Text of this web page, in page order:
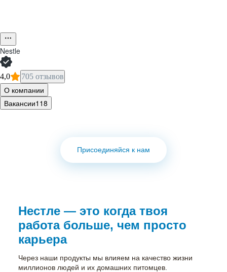
Nestle
4,0 705 отзывов
О компании
Вакансии118
Присоединяйся к нам
к лучшему
мир
Нестле. Когда работа
Нестле — это когда твоя
работа больше, чем просто
карьера
Через наши продукты мы влияем на качество жизни
миллионов людей и их домашних питомцев.